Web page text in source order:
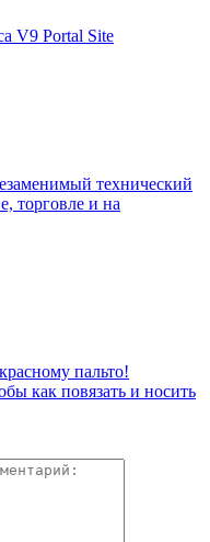
V9 Portal Site
технический
торговле и на
пальто!
как повязать и носить